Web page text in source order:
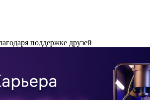
поддержке друзей